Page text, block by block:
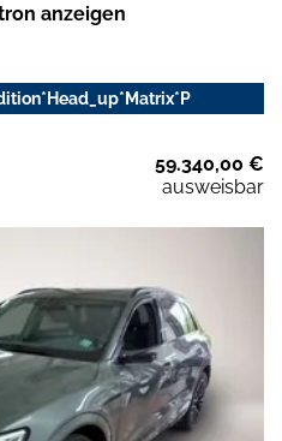
anzeigen
59.340,00 €
ausweisbar